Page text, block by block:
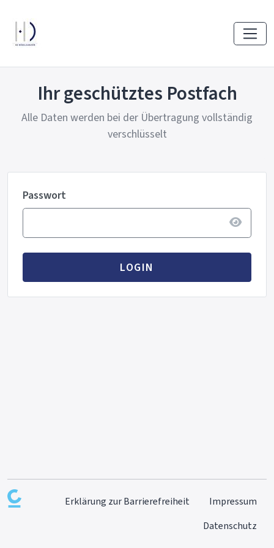
Ihr geschütztes Postfach
Alle Daten werden bei der Übertragung vollständig
verschlüsselt
Passwort
LOGIN
Erklärung zur Barrierefreiheit
Impressum
Datenschutz